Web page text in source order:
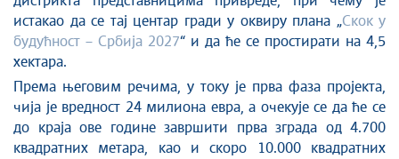
истакао да се тај центар гради у оквиру плана „Скок у
будућност – Србија 2027“ и да ће се простирати на 4,5
хектара.
Према његовим речима, у току је прва фаза пројекта,
чија је вредност 24 милиона евра, а очекује се да ће се
до краја ове године завршити прва зграда од 4.700
квадратних метара, као и скоро 10.000 квадратних